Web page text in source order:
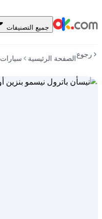
128,000
نيسأن
نيسمو
بنزين
جميع التصنيفات
رجوعالصفحة الرئيسية سيارات